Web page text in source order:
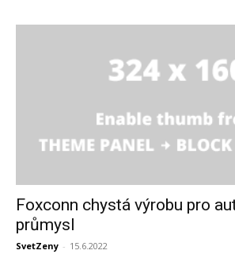
Foxconn chystá výrobu pro
průmysl
SvetZeny - 15.6.2022